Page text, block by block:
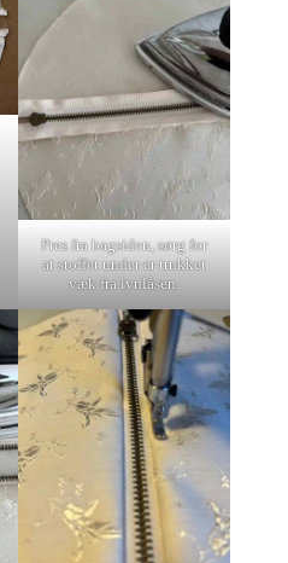
Pres fra bagsiden, sørg for
at stoffet under er trukket
væk fra lynlåsen.